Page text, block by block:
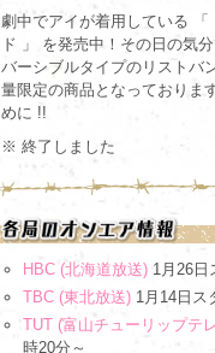
劇中でアイが着用している 「
ド 」 を発売中！その日の気
バーシブルタイプのリストバ
量限定の商品となっておりま
めに !!
※ 終了しました
HBC (北海道放送) 1月26日
TBC (東北放送) 1月14日ス
TUT (富山チューリップテ
時20分～